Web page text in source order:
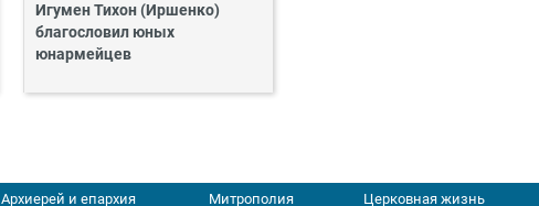
Игумен Тихон (Иршенко)
благословил юных
юнармейцев
Архиерей и епархия Митрополия Церковная жизнь